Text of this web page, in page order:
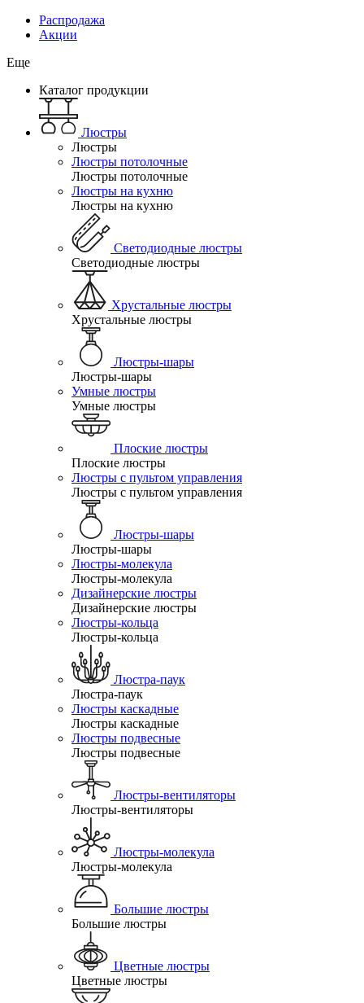
Распродажа
Акции
Еще
Каталог продукции
Люстры
Люстры
Люстры потолочные
Люстры потолочные
Люстры на кухню
Люстры на кухню
Светодиодные люстры
Светодиодные люстры
Хрустальные люстры
Хрустальные люстры
Люстры-шары
Люстры-шары
Умные люстры
Умные люстры
Плоские люстры
Плоские люстры
Люстры с пультом управления
Люстры с пультом управления
Люстры-шары
Люстры-шары
Люстры-молекула
Люстры-молекула
Дизайнерские люстры
Дизайнерские люстры
Люстры-кольца
Люстры-кольца
Люстра-паук
Люстра-паук
Люстры каскадные
Люстры каскадные
Люстры подвесные
Люстры подвесные
Люстры-вентиляторы
Люстры-вентиляторы
Люстры-молекула
Люстры-молекула
Большие люстры
Большие люстры
Цветные люстры
Цветные люстры